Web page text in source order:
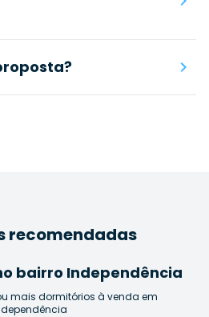
recomendadas
bairro Independência
mais dormitórios à venda em